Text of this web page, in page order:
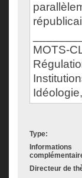
MOTS-
Type:
Informations
Directeur de